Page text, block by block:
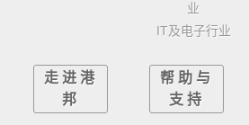
业
IT及电子行业
走进港
邦
帮助与
支持